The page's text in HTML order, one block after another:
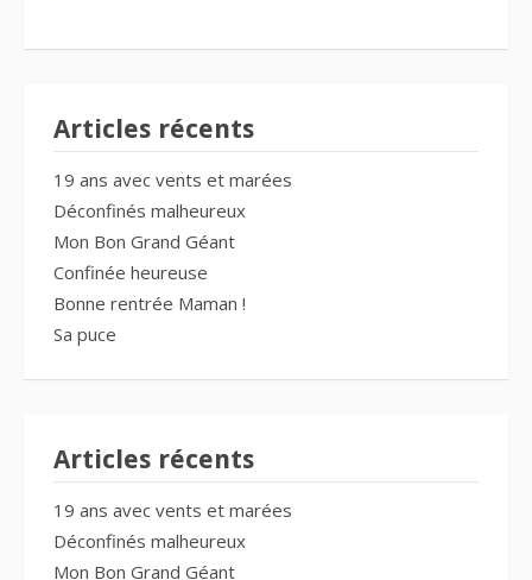
Articles récents
19 ans avec vents et marées
Déconfinés malheureux
Mon Bon Grand Géant
Confinée heureuse
Bonne rentrée Maman !
Sa puce
Articles récents
19 ans avec vents et marées
Déconfinés malheureux
Mon Bon Grand Géant